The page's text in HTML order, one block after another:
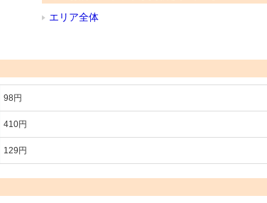
エリア全体
98円
410円
129円